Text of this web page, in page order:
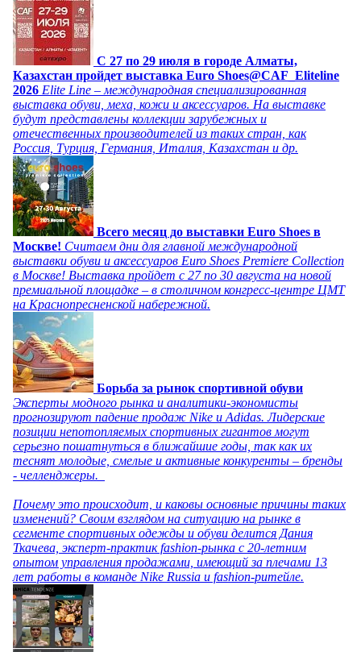
C 27 по 29 июля в городе Алматы,
Казахстан пройдет выставка Euro Shoes@CAF_Eliteline
2026 Elite Line – международная специализированная
выставка обуви, меха, кожи и аксессуаров. На выставке
будут представлены коллекции зарубежных и
отечественных производителей из таких стран, как
Россия, Турция, Германия, Италия, Казахстан и др.
Всего месяц до выставки Euro Shoes в
Москве! Считаем дни для главной международной
выставки обуви и аксессуаров Euro Shoes Premiere Collection
в Москве! Выставка пройдет с 27 по 30 августа на новой
премиальной площадке – в столичном конгресс-центре ЦМТ
на Краснопресненской набережной.
Борьба за рынок спортивной обуви
Эксперты модного рынка и аналитики-экономисты
прогнозируют падение продаж Nike и Adidas. Лидерские
позиции непотопляемых спортивных гигантов могут
серьезно пошатнуться в ближайшие годы, так как их
теснят молодые, смелые и активные конкуренты – бренды
- челленджеры.
Почему это происходит, и каковы основные причины таких
изменений? Своим взглядом на ситуацию на рынке в
сегменте спортивных одежды и обуви делится Дания
Ткачева, эксперт-практик fashion-рынка с 20-летним
опытом управления продажами, имеющий за плечами 13
лет работы в команде Nike Russia и fashion-ритейле.